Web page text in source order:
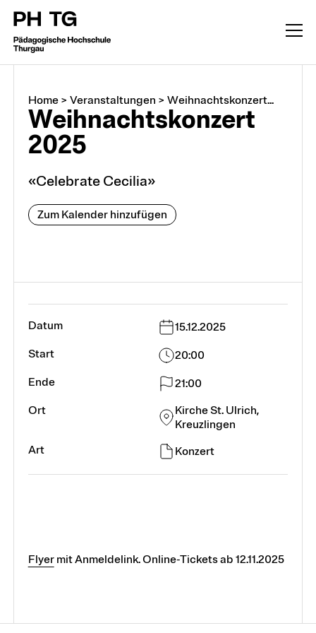
Home> Veranstaltungen > Weihnachtskonzert...
Weihnachtskonzert
2025
«Celebrate Cecilia»
Zum Kalender hinzufügen
15.12.2025
20:00
21:00
Kirche St. Ulrich,
Kreuzlingen
Konzert
Flyermit Anmeldelink. Online-Tickets ab 12.11.2025